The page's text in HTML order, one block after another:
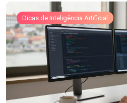
Dicas de Inteligência Artificial